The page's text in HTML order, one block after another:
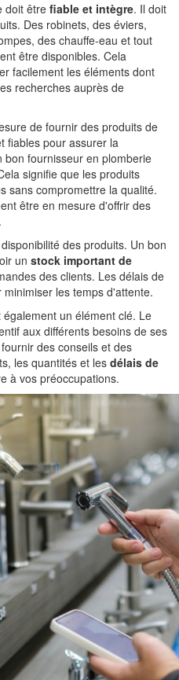
doit être fiable et intègre. Il doit
Des robinets, des éviers,
des chauffe-eau et tout
être disponibles. Cela
facilement les éléments dont
recherches auprès de
de fournir des produits de
fiables pour assurer la
bon fournisseur en plomberie
signifie que les produits
sans compromettre la qualité.
être en mesure d'offrir des
des produits. Un bon
un stock important de
des clients. Les délais de
les temps d'attente.
un élément clé. Le
aux différents besoins de ses
des conseils et des
les quantités et les délais de
à vos préoccupations.